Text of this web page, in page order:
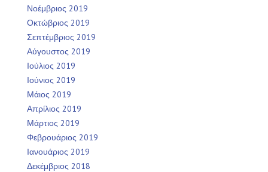
Νοέμβριος 2019
Οκτώβριος 2019
Σεπτέμβριος 2019
Αύγουστος 2019
Ιούλιος 2019
Ιούνιος 2019
Μάιος 2019
Απρίλιος 2019
Μάρτιος 2019
Φεβρουάριος 2019
Ιανουάριος 2019
Δεκέμβριος 2018